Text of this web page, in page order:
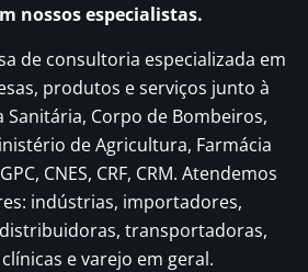
nossos especialistas.
de consultoria especializada em
produtos e serviços junto à
Sanitária, Corpo de Bombeiros,
de Agricultura, Farmácia
CNES, CRF, CRM. Atendemos
indústrias, importadores,
transportadoras,
e varejo em geral.